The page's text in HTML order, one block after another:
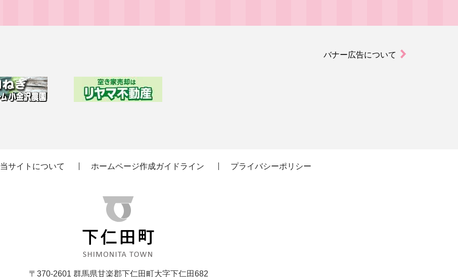
バナー広告について
当サイトについて ホームページ作成ガイドライン プライバシーポリシー
〒370-2601 群馬県甘楽郡下仁田町大字下仁田682